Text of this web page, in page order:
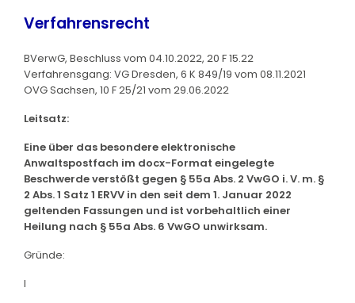
Verfahrensrecht
BVerwG, Beschluss vom 04.10.2022, 20 F 15.22
Verfahrensgang: VG Dresden, 6 K 849/19 vom 08.11.2021
OVG Sachsen, 10 F 25/21 vom 29.06.2022
Leitsatz:
Eine über das besondere elektronische
Anwaltspostfach im docx-Format eingelegte
Beschwerde verstößt gegen § 55a Abs. 2 VwGO i. V. m. §
2 Abs. 1 Satz 1 ERVV in den seit dem 1. Januar 2022
geltenden Fassungen und ist vorbehaltlich einer
Heilung nach § 55a Abs. 6 VwGO unwirksam.
Gründe:
I